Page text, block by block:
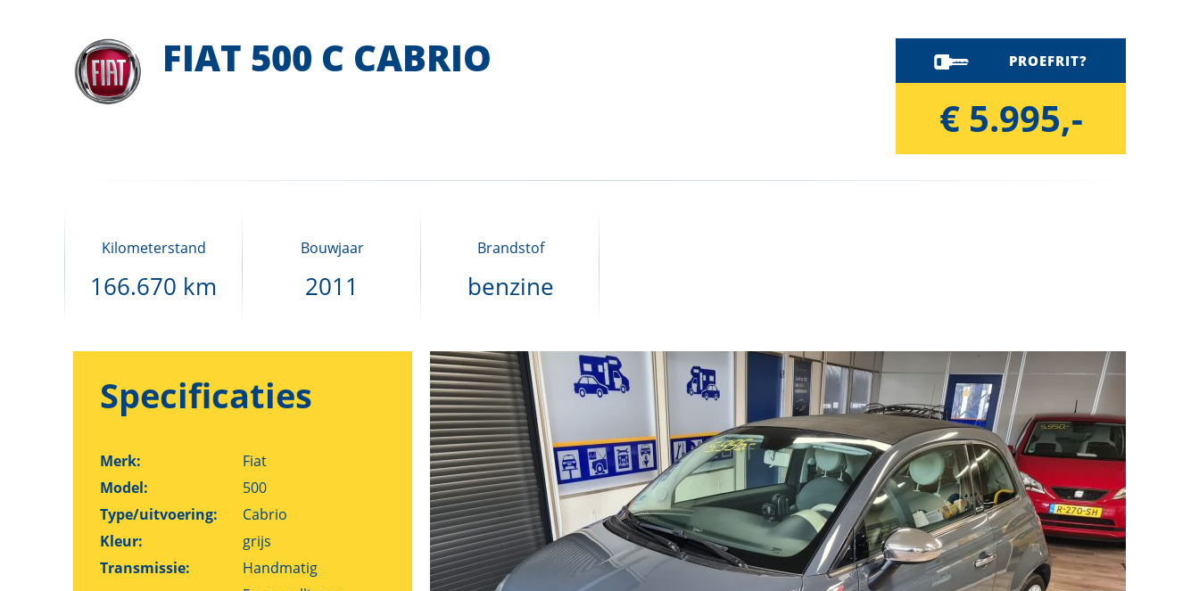
FIAT 500 C CABRIO PROEFRIT?
€ 5.995,-
Kilometerstand
166.670 km
Bouwjaar
2011
Brandstof
benzine
Specificaties
Merk:
Fiat
Model:
500
Type/uitvoering:
Cabrio
Kleur:
grijs
Transmissie:
Handmatig